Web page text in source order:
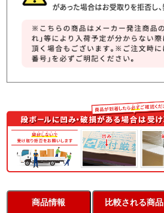
商品情報 比較される商品